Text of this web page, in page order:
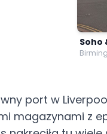
Soho
port w
magazynami z